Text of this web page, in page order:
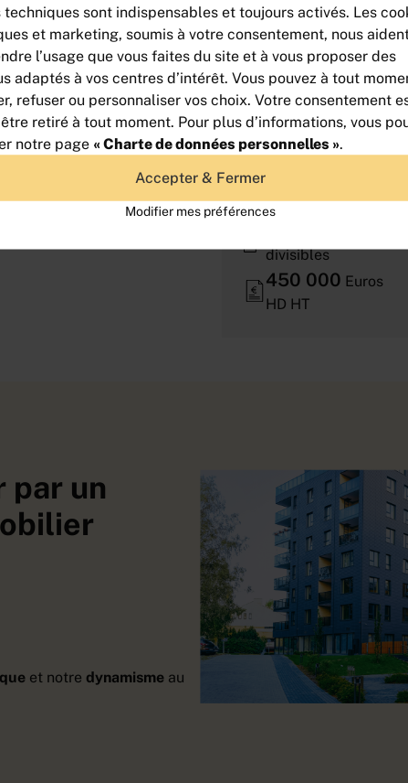
INDEPENDANT
TERRAIN DE 2000m²
divisibles
450 000 Euros
HD HT
par un
et notre dynamisme au
techniques sont indispensables et toujours activés. Les
et marketing, soumis à votre consentement, nous
l’usage que vous faites du site et à vous proposer des
adaptés à vos centres d’intérêt. Vous pouvez à tout
refuser ou personnaliser vos choix. Votre consentement
retiré à tout moment. Pour plus d’informations, vous
notre page « Charte de données personnelles ».
Accepter & Fermer
Modifier mes préférences